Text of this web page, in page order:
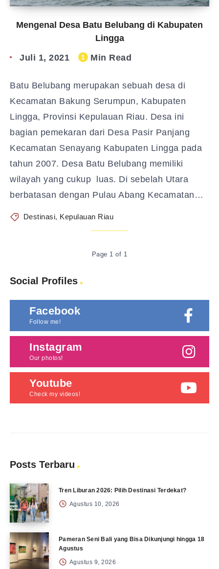
Mengenal Desa Batu Belubang di Kabupaten
Lingga
Juli 1, 2021 1 Min Read
Batu Belubang merupakan sebuah desa di
Kecamatan Bakung Serumpun, Kabupaten
Lingga, Provinsi Kepulauan Riau. Desa ini
bagian pemekaran dari Desa Pasir Panjang
Kecamatan Senayang Kabupaten Lingga pada
tahun 2007. Desa Batu Belubang memiliki
wilayah yang cukup luas. Di sebelah Utara
berbatasan dengan Pulau Abang Kecamatan…
Destinasi, Kepulauan Riau
Page 1 of 1
Social Profiles
Facebook
Follow me!
Instagram
Our photos!
Youtube
Check my videos!
Posts Terbaru
Tren Liburan 2026: Pilih Destinasi Terdekat?
Agustus 10, 2026
Pameran Seni Bali yang Bisa Dikunjungi hingga 18
Agustus
Agustus 9, 2026